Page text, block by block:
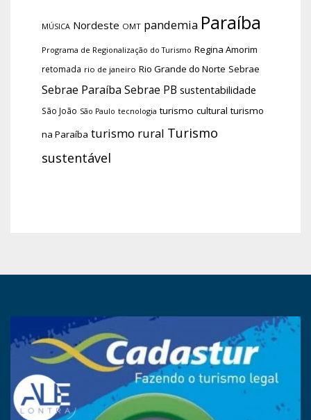
MÚSICA Nordeste OMT pandemia Paraíba
Programa de Regionalização do Turismo Regina Amorim
retomada rio de janeiro Rio Grande do Norte Sebrae
Sebrae Paraíba Sebrae PB sustentabilidade
São João São Paulo tecnologia turismo cultural turismo
na Paraíba turismo rural Turismo
sustentável